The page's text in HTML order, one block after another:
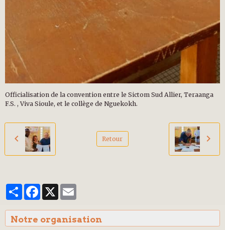
Officialisation de la convention entre le Sictom Sud Allier, Teraanga
F.S. , Viva Sioule, et le collège de Nguekokh.
Retour
PartagerFacebook
Notre organisation